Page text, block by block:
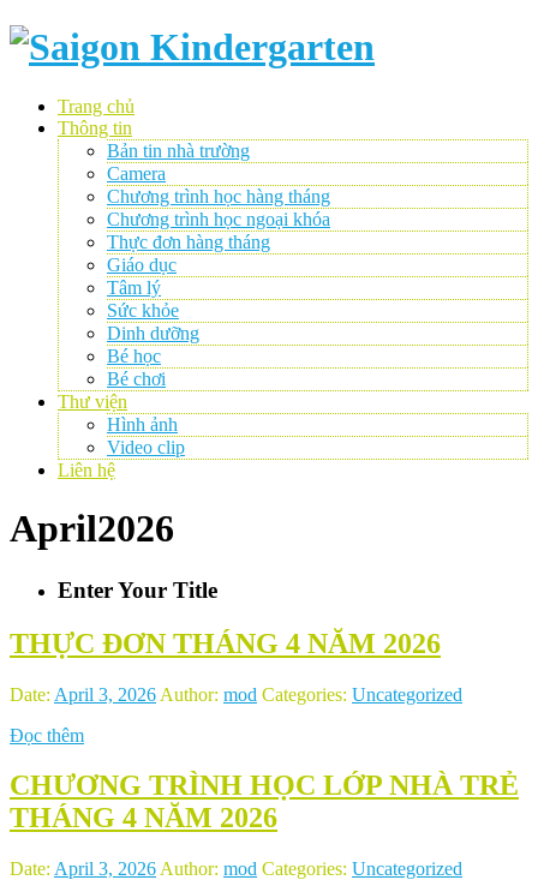
Trang chủ
Thông tin
Bản tin nhà trường
Camera
Chương trình học hàng tháng
Chương trình học ngoại khóa
Thực đơn hàng tháng
Giáo dục
Tâm lý
Sức khỏe
Dinh dưỡng
Bé học
Bé chơi
Thư viện
Hình ảnh
Video clip
Liên hệ
April2026
Enter Your Title
THỰC ĐƠN THÁNG 4 NĂM 2026
Date: April 3, 2026 Author: mod Categories: Uncategorized
Đọc thêm
CHƯƠNG TRÌNH HỌC LỚP NHÀ TRẺ
THÁNG 4 NĂM 2026
Date: April 3, 2026 Author: mod Categories: Uncategorized